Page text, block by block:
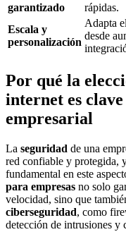
garantizado
rápidas.
Escala y
personalización
Adapta
desde
Por qué la
internet es
empresarial
La seguridad de una
red confiable y protegida,
fundamental en este
para empresas no solo
velocidad, sino que
ciberseguridad, como
detección de intrusiones y